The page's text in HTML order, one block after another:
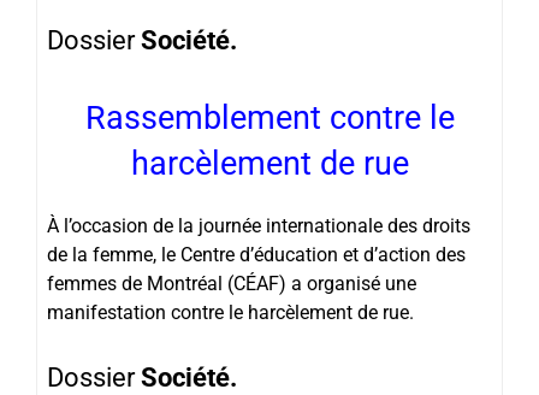
DossierSociété.
Rassemblement contre le
harcèlement de rue
À l’occasion de la journée internationale des droits
de la femme, le Centre d’éducation et d’action des
femmes de Montréal (CÉAF) a organisé une
manifestation contre le harcèlement de rue.
DossierSociété.